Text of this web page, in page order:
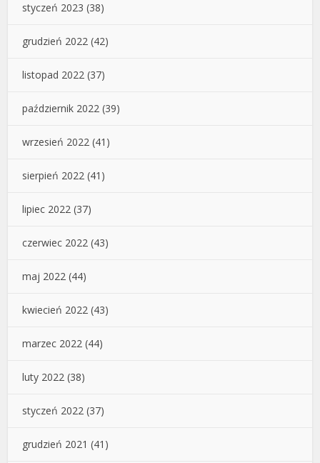
styczeń 2023 (38)
grudzień 2022 (42)
listopad 2022 (37)
październik 2022 (39)
wrzesień 2022 (41)
sierpień 2022 (41)
lipiec 2022 (37)
czerwiec 2022 (43)
maj 2022 (44)
kwiecień 2022 (43)
marzec 2022 (44)
luty 2022 (38)
styczeń 2022 (37)
grudzień 2021 (41)